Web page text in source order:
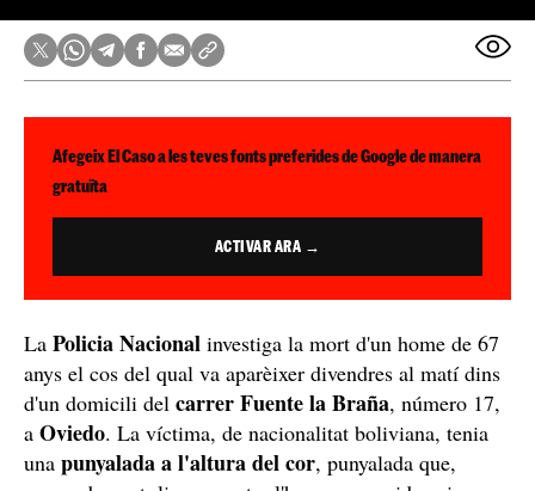
Afegeix El Caso a les teves fonts preferides de Google de manera
gratuïta
ACTIVAR ARA →
La Policia Nacional investiga la mort d'un home de 67
anys el cos del qual va aparèixer divendres al matí dins
d'un domicili del carrer Fuente la Braña, número 17,
a Oviedo. La víctima, de nacionalitat boliviana, tenia
una punyalada a l'altura del cor, punyalada que,